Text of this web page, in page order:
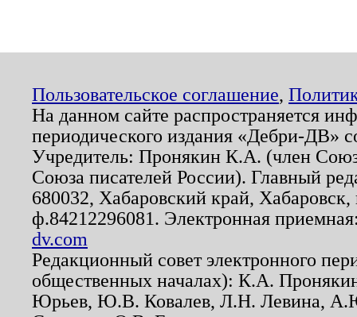
Пользовательское соглашение,
На данном сайте распространяется
периодического издания «Дебри-ДВ»
Учредитель: Пронякин К.А. (член
Союза писателей России). Главный
680032, Хабаровский край,
ф.84212296081. Электронная
dv.com
Редакционный совет электронного
общественных началах): К.А.
Юрьев, Ю.В. Ковалев, Л.Н. Левина,